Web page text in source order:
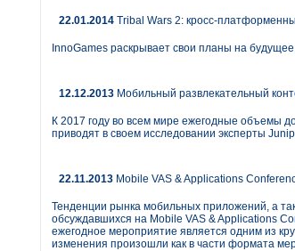
22.01.2014 Tribal Wars 2: кросс-
InnoGames раскрывает свои планы на
12.12.2013 Мобильный развлекательный
К 2017 году во всем мире ежегодные объемы
приводят в своем исследовании эксперты
22.11.2013 Mobile VAS & Applications
Тенденции рынка мобильных приложений, а
обсуждавшихся на Mobile VAS & Applications
ежегодное мероприятие является одним из
изменения произошли как в части формата